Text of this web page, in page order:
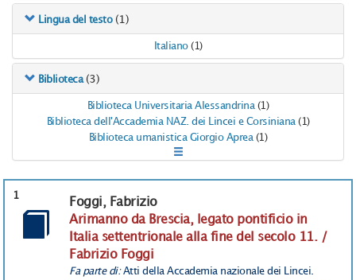
Lingua del testo (1)
Italiano (1)
Biblioteca (3)
Biblioteca Universitaria Alessandrina (1)
Biblioteca dell'Accademia NAZ. dei Lincei e Corsiniana (1)
Biblioteca umanistica Giorgio Aprea (1)
1
Foggi, Fabrizio
Arimanno da Brescia, legato pontificio in
Italia settentrionale alla fine del secolo 11. /
Fabrizio Foggi
Fa parte di:Atti della Accademia nazionale dei Lincei.